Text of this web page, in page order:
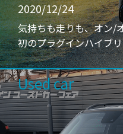
2020/12/24
気持ちも走りも、オン/
初のプラグインハイブ
Used car